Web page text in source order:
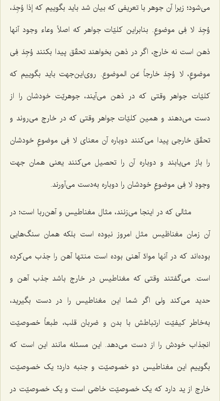
مى‌شود؛ زیرا آن جوهر با تعریفى که بیان شد باید بگوییم که إذا وُجِدَ،
وُجِدَ لا فِى موضوعٍ. بنابراین کلیّات جواهر که اصلاً وعاء وجود آنها
ذهن است نه خارج، اگر در ذهن بخواهند تحقّق پیدا بکنند وُجِدَ فِى
موضوعٍ، لا وُجِدَ خارجاً عَن الموضوعِ. روى‌این‌جهت باید بگوییم که
کلیّات جواهر وقتى که در ذهن مى‌آیند، جوهریّت خودشان را از
دست مى‌دهند و همین کلیّات جواهر وقتى که در خارج مى‌روند و
تحقّق خارجى پیدا مى‌کنند دوباره آن معناى لا فِى موضوعٍ خودشان
را باز مى‌یابند و دوباره آن را تحصیل مى‌کنند یعنی همان جهت
وجودِ لا فِى موضوعٍ خودشان را دوباره به‌دست مى‌آورند.
مثالى که در اینجا مى‌زنند، مثال مغناطیس و آهن‌ربا است؛ در
آن زمان مغناظیس مثل امروز نبوده است بلکه همان سنگ‌هایى
بوده‌اند که در آنها موادّ آهنى بوده است منتها آهن را جذب مى‌کرده
است. می‌گفتند وقتى که مغناطیس در خارج باشد جذب آهن و
حدید مى‌کند ولی اگر شما این مغناطیس را در دست بگیرید،
به‌خاطر کیفیّت ارتباطش با بدن و ضربان قلب، طبعاً خصوصیّت
انجذاب خودش را از دست مى‌دهد. این مسئله مانند این است که
بگوییم این مغناطیس دو خصوصیّت و جنبه دارد؛ یک خصوصیّت
خارج از ید دارد که یک خصوصیّت خاصّی است و یک خصوصیّت در